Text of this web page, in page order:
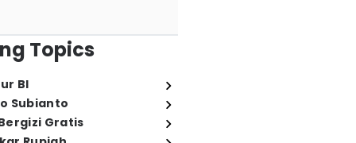
Topics
BI
Subianto
Gratis